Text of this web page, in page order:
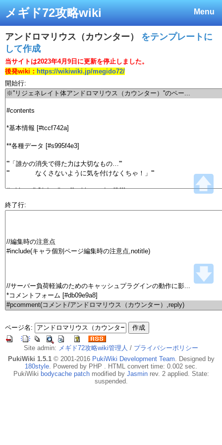
Menu
メギド72攻略wiki
アンドロマリウス（カウンター）
をテンプレートに
して作成
当サイトは2023年4月9日に更新を停止しました。
後発wiki： https://wikiwiki.jp/megido72/
開始行:
終了行:
ページ名:
Site admin: メギド72攻略wiki管理人 / プライバシーポリシー
PukiWiki 1.5.1© 2001-2016 PukiWiki Development Team. Designed by
180style. Powered by PHP . HTML convert time: 0.002 sec.
PukiWiki bodycache patchmodified by Jasminrev. 2 applied. State:
suspended.